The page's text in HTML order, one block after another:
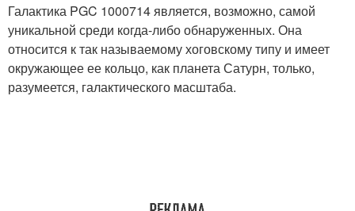
Галактика PGC 1000714 является, возможно, самой
уникальной среди когда-либо обнаруженных. Она
относится к так называемому хоговскому типу и имеет
окружающее ее кольцо, как планета Сатурн, только,
разумеется, галактического масштаба.